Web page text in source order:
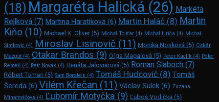
(18) Margaréta Halická (26) Markéta
Rejlková (7) Martina Haratíková (6) Martin Haláč (8) Martin
Kiňo (10) Michael K. Oliver (5) Michal Toufar (4) Michal Uriča (4) Michal
Šimkovic (4) Miroslav Lisinovič (11) Monika Nosková (5) Oskár
Mažgút (4) Otakar Brandos (9) Oľga Magalová (5) Peter Kaclík (4) Peter
Remeň (4) Petr Novák (4) Renáta Jaloviarová (5) Roman Slaboch (7)
Róbert Toman (5) Sam Bors­tein (4) Tomáš Hudcovič (8) Tomáš
Šereda (6) Vilém Křečan (11) Václav Sulek (6) Zuzana
Minarovičová (4) Ľubomír Motyčka (9) Ľuboš Vodička (5)